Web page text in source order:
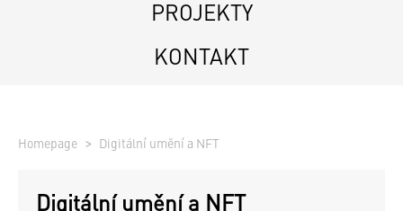
PROJEKTY
KONTAKT
Homepage Digitální umění a NFT
Digitální umění a NFT